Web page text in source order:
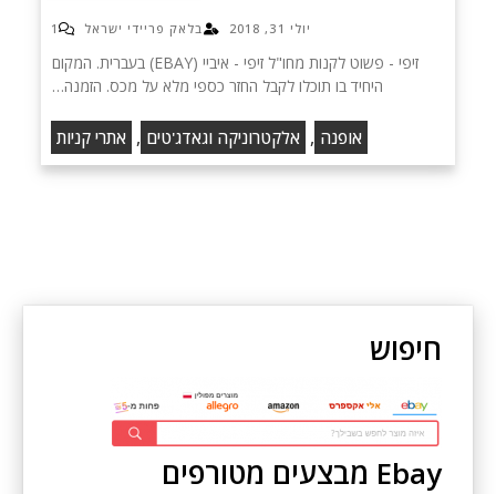
יולי 31, 2018 בלאק פריידי ישראל 1
זיפי - פשוט לקנות מחו"ל זיפי - איביי (EBAY) בעברית. המקום
היחיד בו תוכלו לקבל החזר כספי מלא על מכס. הזמנה…
אופנה , אלקטרוניקה וגאדג'טים , אתרי קניות
חיפוש
Ebay מבצעים מטורפים